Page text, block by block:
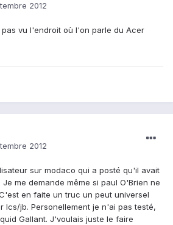
2012
vu l'endroit où l'on parle du Acer
2012
sur modaco qui a posté qu'il avait
me demande même si paul O'Brien ne
en faite un truc un peut universel
Ics/jb. Personellement je n'ai pas testé,
Gallant. J'voulais juste le faire